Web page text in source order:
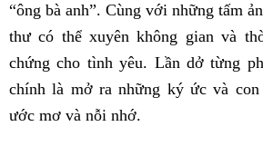
“ông bà anh”. Cùng với những tấm
thư có thể xuyên không gian và
chứng cho tình yêu. Lần dở từng
chính là mở ra những ký ức và
ước mơ và nỗi nhớ.